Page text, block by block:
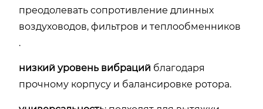
преодолевать сопротивление длинных
воздуховодов, фильтров и теплообменников
.
низкий уровень вибраций благодаря
прочному корпусу и балансировке ротора.